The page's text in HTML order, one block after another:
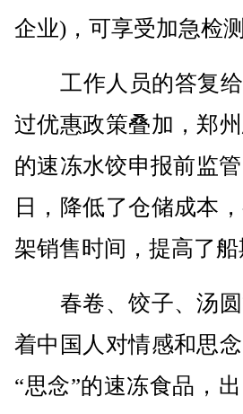
企业)，可享受加急检
工作人员的答复给
过优惠政策叠加，郑
的速冻水饺申报前监
日，降低了仓储成本
架销售时间，提高了
春卷、饺子、汤圆
着中国人对情感和思
“思念”的速冻食品，